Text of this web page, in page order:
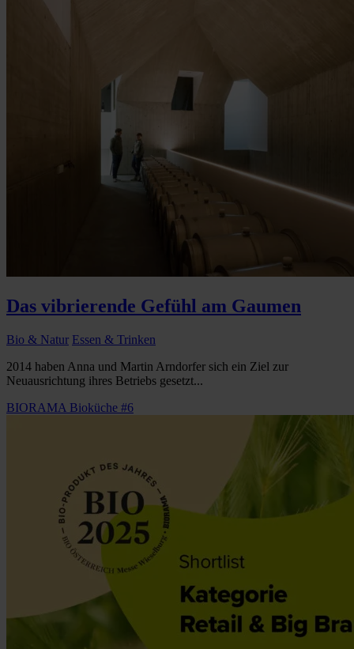
Das vibrierende Gefühl am Gaumen
Bio & Natur Essen & Trinken
2014 haben Anna und Martin Arndorfer sich ein Ziel zur
Neuausrichtung ihres Betriebs gesetzt...
BIORAMA Bioküche #6